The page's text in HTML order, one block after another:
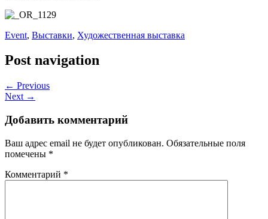
Event, Выставки, Художественная выставка
Post navigation
← Previous
Next →
Добавить комментарий
Ваш адрес email не будет опубликован. Обязательные поля
помечены *
Комментарий *